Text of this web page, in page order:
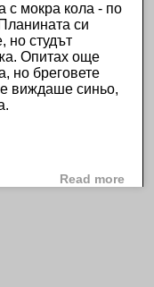
с мокра кола - по
си
но студът
Опитах още
, но бреговете
виждаше синьо,
Read more